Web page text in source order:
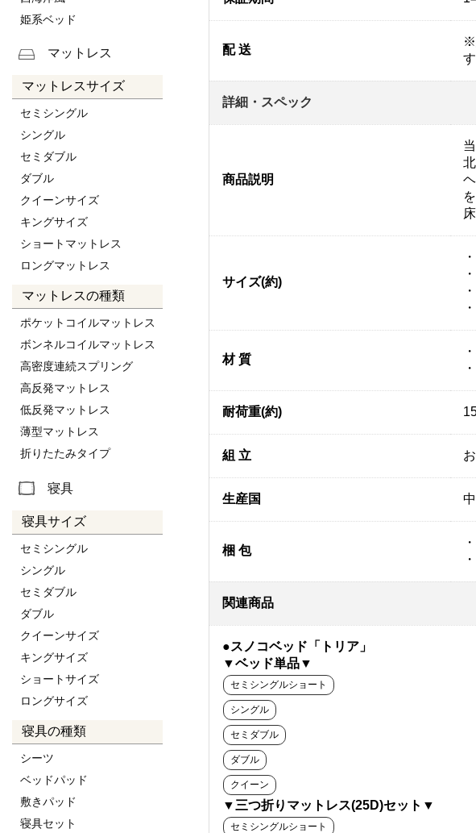
姫系ベッド
マットレス
マットレスサイズ
セミシングル
シングル
セミダブル
ダブル
クイーンサイズ
キングサイズ
ショートマットレス
ロングマットレス
マットレスの種類
ポケットコイルマットレス
ボンネルコイルマットレス
高密度連続スプリング
高反発マットレス
低反発マットレス
薄型マットレス
折りたたみタイプ
寝具
寝具サイズ
セミシングル
シングル
セミダブル
ダブル
クイーンサイズ
キングサイズ
ショートサイズ
ロングサイズ
寝具の種類
シーツ
ベッドパッド
敷きパッド
寝具セット
配 送
※
詳細・スペック
商品説明
サイズ(約)
材 質
耐荷重(約)
組 立
生産国
梱 包
関連商品
●スノコベッド「トリア」
▼ベッド単品▼
セミシングルショート
シングル
セミダブル
ダブル
クイーン
▼三つ折りマットレス(25D)セット▼
セミシングルショート